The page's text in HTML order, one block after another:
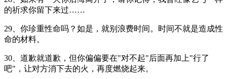
的祈求你留下来过……
29、你珍重性命吗？如是，就别浪费时间。时间不就是造成性
命的材料。
30、道歉就道歉，但你偏偏要在"对不起"后面再加上"行了
吧"，让对方消下去的火，再度燃烧起来。